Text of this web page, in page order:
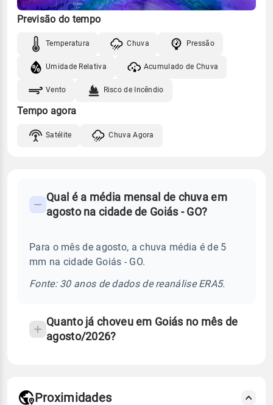
Previsão do tempo
Temperatura Chuva Pressão
Umidade Relativa Acumulado de Chuva
Vento Risco de Incêndio
Tempo agora
Satélite Chuva Agora
Perguntas
sobre
chuva
Qual é a média mensal de chuva em
agosto na cidade de Goiás - GO?
Para o mês de agosto, a chuva média é de 5
mm na cidade Goiás - GO.
Fonte: 30 anos de dados de reanálise ERA5.
Quanto já choveu em Goiás no mês de
agosto/2026?
Proximidades